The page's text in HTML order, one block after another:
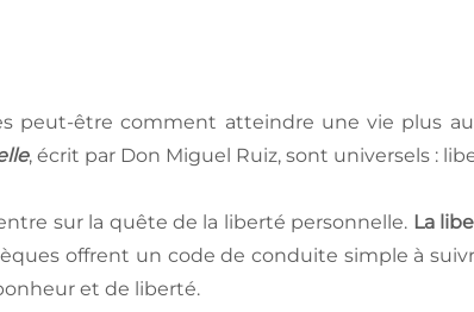
peut-être comment atteindre une vie plus
, écrit par Don Miguel Ruiz, sont universels :
sur la quête de la liberté personnelle. La
offrent un code de conduite simple à
et de liberté.